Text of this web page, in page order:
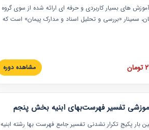
های بسیار کاربردی و حرفه‏ ای ارائه شده از سوی گروه
سمینار «بررسی و تحلیل اسناد و مدارک پیمان» است که
این خصوص ارائه شده است.
مشاهده دوره
تفسیر فهرست‌بهای ابنیه بخش پنجم
بار پکیج تکرار نشدنی تفسیر جامع فهرست بها رشته ابنیه